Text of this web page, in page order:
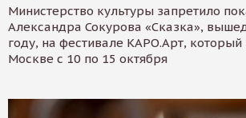
Министерство культуры запретило
Александра Сокурова «Сказка»,
году, на фестивале КАРО.Арт, который
Москве с 10 по 15 октября